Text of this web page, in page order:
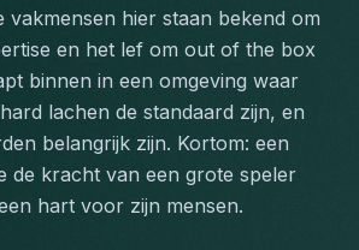
vakmensen hier staan bekend om
en het lef om out of the box
binnen in een omgeving waar
lachen de standaard zijn, en
belangrijk zijn. Kortom: een
de kracht van een grote speler
hart voor zijn mensen.